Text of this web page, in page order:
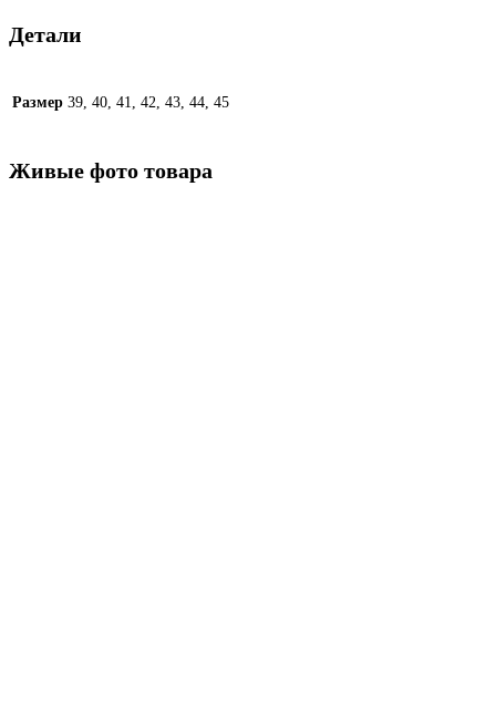
Детали
Размер 39, 40, 41, 42, 43, 44, 45
Живые фото товара